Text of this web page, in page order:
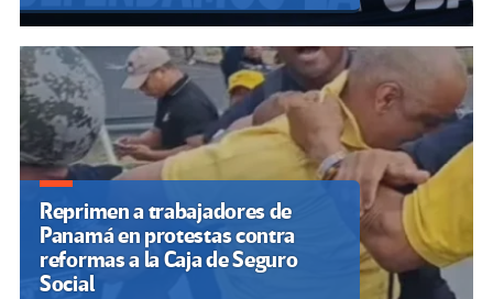
Reprimen a trabajadores de
Panamá en protestas contra
reformas a la Caja de Seguro
Social